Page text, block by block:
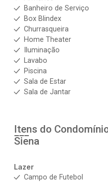
Banheiro de Serviço
Box Blindex
Churrasqueira
Home Theater
Iluminação
Lavabo
Piscina
Sala de Estar
Sala de Jantar
Itens do
Siena
Lazer
Campo de Futebol